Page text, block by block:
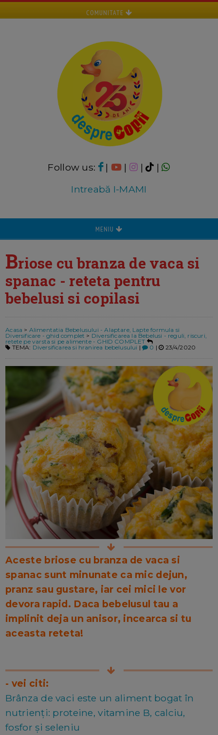
COMUNITATE
Follow us: | | |
|
Intreabă I-MAMI
MENIU
Briose cu branza de vaca si
spanac - reteta pentru
bebelusi si copilasi
Acasa > Alimentatia Bebelusului - Alaptare, Lapte formula si
Diversificare - ghid complet > Diversificarea la Bebelusi - reguli, riscuri,
retete pe varsta si pe alimente - GHID COMPLET
TEMA: Diversificarea si hranirea bebelusului | 0 | 23/4/2020
Aceste briose cu branza de vaca si
spanac sunt minunate ca mic dejun,
pranz sau gustare, iar cei mici le vor
devora rapid. Daca bebelusul tau a
implinit deja un anisor, incearca si tu
aceasta reteta!
- vei citi:
Brânza de vaci este un aliment bogat în
nutrienți: proteine, vitamine B, calciu,
fosfor și seleniu